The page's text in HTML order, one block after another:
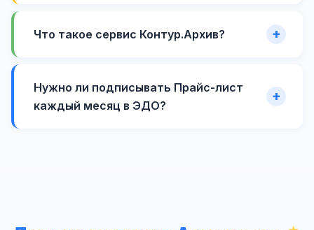
Что такое сервис Контур.Архив?
Нужно ли подписывать Прайс-лист
каждый месяц в ЭДО?